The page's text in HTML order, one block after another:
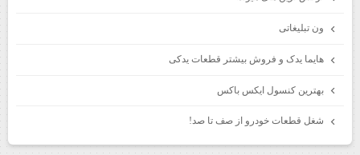
ون تبلیغاتی
هایما یدک و فروش بیشتر قطعات یدکی
بهترین کنسول ایکس باکس
شغل قطعات خودرو از صف تا صد!